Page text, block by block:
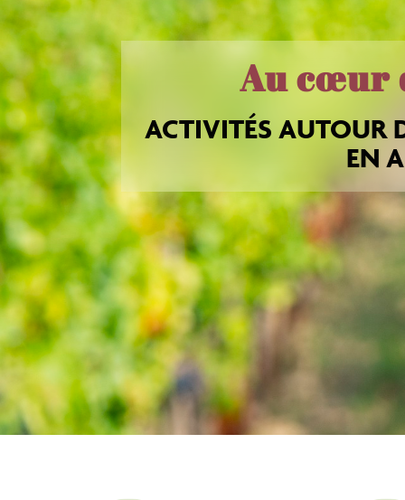
Au cœur
ACTIVITÉS AUTOUR
EN